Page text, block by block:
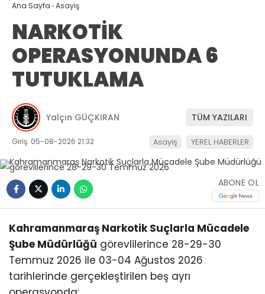
Ana Sayfa ›Asayiş
NARKOTİK
OPERASYONUNDA 6
TUTUKLAMA
Yalçın GÜÇKIRAN TÜM YAZILARI
Giriş: 05-08-2026 21:32 Asayiş YEREL HABERLER
ABONE OL
Kahramanmaraş Narkotik Suçlarla Mücadele
Şube Müdürlüğü görevlilerince 28-29-30
Temmuz 2026 ile 03-04 Ağustos 2026
tarihlerinde gerçekleştirilen beş ayrı